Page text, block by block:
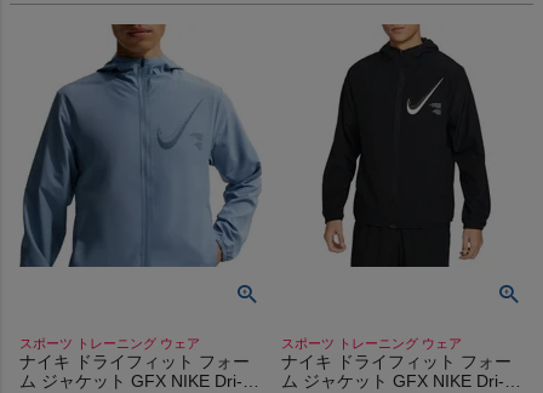
スポーツ トレーニング ウェア
ナイキ ドライフィット フォー
ム ジャケット GFX NIKE Dri-
スポーツ トレーニング ウェア
ナイキ ドライフィット フォー
ム ジャケット GFX NIKE Dri-